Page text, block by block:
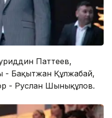
Паттеев,
- Бақытжан Құлжабай,
- Руслан Шынықұлов.